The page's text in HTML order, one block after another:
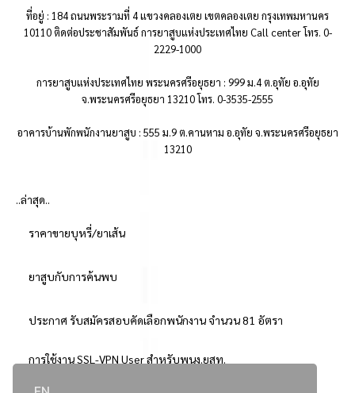
ที่อยู่ : 184 ถนนพระรามที่ 4 แขวงคลองเตย เขตคลองเตย กรุงเทพมหานคร
10110 ติดต่อประชาสัมพันธ์ การยาสูบแห่งประเทศไทย Call center โทร. 0-
2229-1000
การยาสูบแห่งประเทศไทย พระนครศรีอยุธยา : 999 ม.4 ต.อุทัย อ.อุทัย
จ.พระนครศรีอยุธยา 13210 โทร. 0-3535-2555
อาคารบ้านพักพนักงานยาสูบ : 555 ม.9 ต.คานหาม อ.อุทัย จ.พระนครศรีอยุธยา
13210
..ล่าสุด..
ราคาขายบุหรี่/ยาเส้น
ยาสูบกับการค้นพบ
ประกาศ รับสมัครสอบคัดเลือกพนักงาน จำนวน 81 อัตรา
การใช้งาน SSL-VPN User สำหรับพนง.ยสท.